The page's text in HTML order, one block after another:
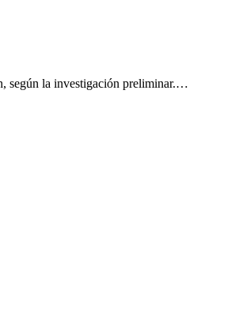
según la investigación preliminar.…